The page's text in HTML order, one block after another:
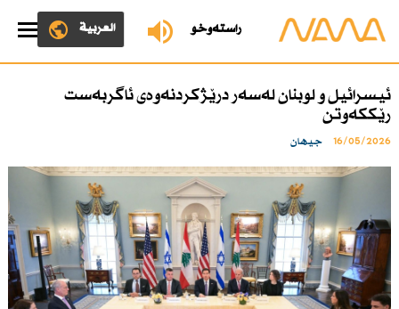
ڕاستەوخۆ العربية
ئیسرائیل و لوبنان لەسەر درێژكردنەوەی ئاگربەست
رێككەوتن
16/05/2026 جیهان